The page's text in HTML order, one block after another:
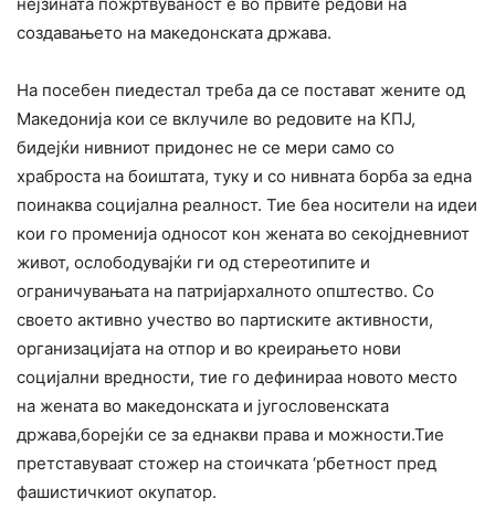
создавањето на македонската држава.
На посебен пиедестал треба да се постават жените од
Македонија кои се вклучиле во редовите на КПЈ,
бидејќи нивниот придонес не се мери само со
храброста на боиштата, туку и со нивната борба за една
поинаква социјална реалност. Тие беа носители на идеи
кои го променија односот кон жената во секојдневниот
живот, ослободувајќи ги од стереотипите и
ограничувањата на патријархалното општество. Со
своето активно учество во партиските активности,
организацијата на отпор и во креирањето нови
социјални вредности, тие го дефинираа новото место
на жената во македонската и југословенската
држава,борејќи се за еднакви права и можности.Тие
претставуваат стожер на стоичката ‘рбетност пред
фашистичкиот окупатор.